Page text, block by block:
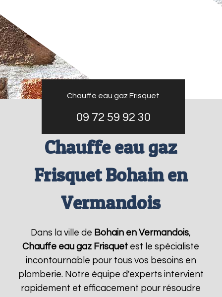
Chauffe eau gaz Frisquet
09 72 59 92 30
Chauffe eau gaz
Frisquet Bohain en
Vermandois
Dans la ville de Bohain en Vermandois,
Chauffe eau gaz Frisquet est le spécialiste
incontournable pour tous vos besoins en
plomberie. Notre équipe d'experts intervient
rapidement et efficacement pour résoudre